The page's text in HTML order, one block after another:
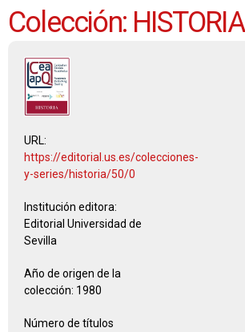
Colección: HISTORIA
URL:
https://editorial.us.es/colecciones-
y-series/historia/50/0
Institución editora:
Editorial Universidad de
Sevilla
Año de origen de la
colección: 1980
Número de títulos